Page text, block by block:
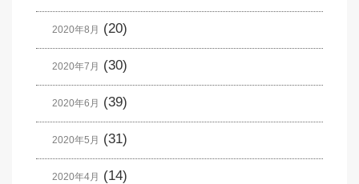
2020年8月 (20)
2020年7月 (30)
2020年6月 (39)
2020年5月 (31)
2020年4月 (14)